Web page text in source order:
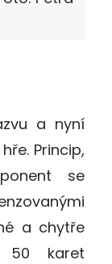
a nyní
Princip,
se
a chytře
50 karet